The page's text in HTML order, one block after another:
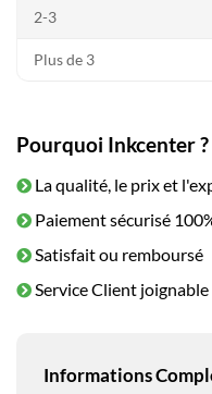
2-3
Plus de 3
Pourquoi Inkcenter ?
La qualité, le prix et
Paiement sécurisé
Satisfait ou remboursé
Service Client
Informations